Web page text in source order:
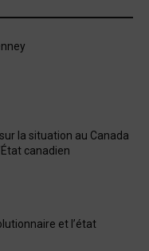
la situation au Canada
canadien
et l’état